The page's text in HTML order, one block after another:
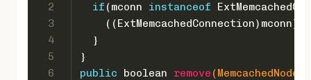
2
3
4
5
6
if (mconn instanceof
  }
}
public
boolean remove (MemcachedNode